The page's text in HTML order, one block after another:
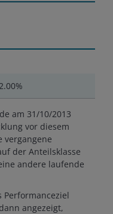
am 31/10/2013
vor diesem
vergangene
der Anteilsklasse
andere laufende
Performanceziel
angezeigt,